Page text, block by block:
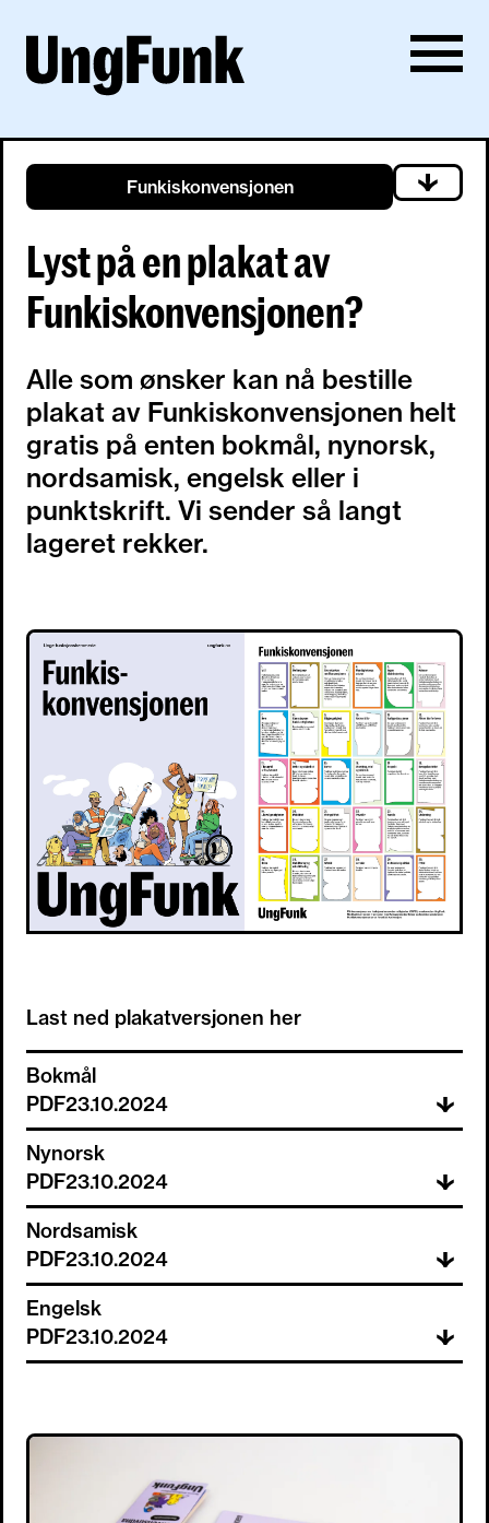
Funkiskonvensjonen
Lyst på en plakat av
Funkiskonvensjonen?
Alle som ønsker kan nå bestille
plakat av Funkiskonvensjonen helt
gratis på enten bokmål, nynorsk,
nordsamisk, engelsk eller i
punktskrift. Vi sender så langt
lageret rekker.
Last ned plakatversjonen her
Bokmål
PDF23.10.2024
Nynorsk
PDF23.10.2024
Nordsamisk
PDF23.10.2024
Engelsk
PDF23.10.2024